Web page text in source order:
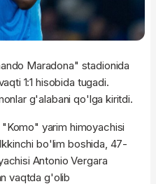
Maradona" stadionida
1:1 hisobida tugadi.
g'alabani qo'lga kiritdi.
yarim himoyachisi
bo'lim boshida, 47-
Antonio Vergara
vaqtda g'olib